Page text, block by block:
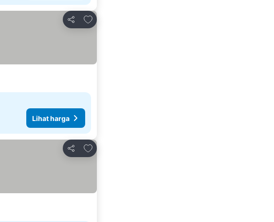
Bagikan
Tambahkan ke favorit
Lihat harga
Bagikan
Tambahkan ke favorit